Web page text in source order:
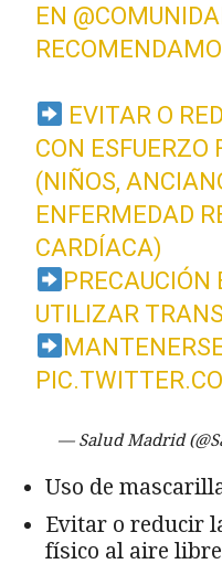
EN
EVITAR O
CON ESFUERZO
(NIÑOS,
ENFERMEDAD
CARDÍACA)
PRECAUCIÓN
UTILIZAR
— Salud Madrid
Uso de
Evitar o reducir
físico al aire